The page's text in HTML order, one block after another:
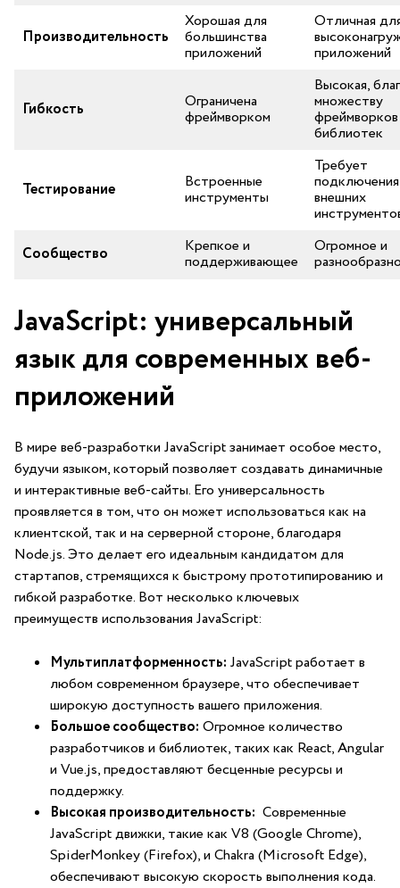
Производительность
Хорошая для
большинства
приложений
Отличная
приложений
Гибкость Ограничена⁣
фреймворком
Высокая,
множеству
библиотек
Тестирование Встроенные
инструменты
Требует
подключения
внешних
Сообщество
Крепкое и
⁢поддерживающее
Огромное и
JavaScript: универсальный
язык для современных веб-
приложений
В⁣ мире веб-разработки JavaScript занимает особое место,
будучи языком, который позволяет создавать динамичные‌
и интерактивные⁤ веб-сайты. Его ⁢универсальность
проявляется в том, что он может использоваться как⁤ на
клиентской, так​ и‌ на серверной стороне, благодаря
Node.js. Это делает его идеальным кандидатом для
стартапов, стремящихся ⁤к быстрому прототипированию и
гибкой разработке. Вот несколько ключевых
преимуществ использования⁢ JavaScript:
Мультиплатформенность: JavaScript⁤ работает в
‌любом современном браузере, что обеспечивает
‍широкую доступность вашего приложения.
Большое сообщество: Огромное количество
разработчиков и библиотек, таких как React, Angular
и Vue.js, предоставляют бесценные ресурсы⁣ и
поддержку.
Высокая производительность: ⁤ Современные
JavaScript движки, такие как⁣ V8 (Google Chrome),
SpiderMonkey (Firefox),⁣ и ‍Chakra ‍(Microsoft⁣ Edge),
обеспечивают высокую скорость⁢ выполнения кода.